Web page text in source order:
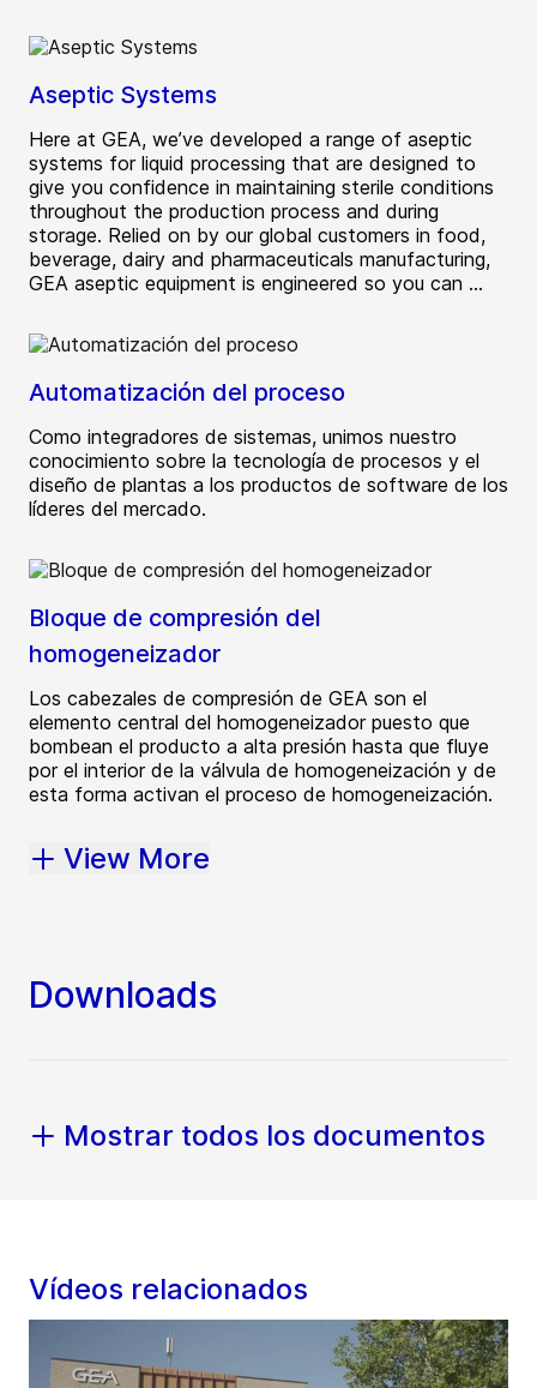
Aseptic Systems
Here at GEA, we’ve developed a range of aseptic
systems for liquid processing that are designed to
give you confidence in maintaining sterile conditions
throughout the production process and during
storage. Relied on by our global customers in food,
beverage, dairy and pharmaceuticals manufacturing,
GEA aseptic equipment is engineered so you can ...
Automatización del proceso
Como integradores de sistemas, unimos nuestro
conocimiento sobre la tecnología de procesos y el
diseño de plantas a los productos de software de los
líderes del mercado.
Bloque de compresión del
homogeneizador
Los cabezales de compresión de GEA son el
elemento central del homogeneizador puesto que
bombean el producto a alta presión hasta que fluye
por el interior de la válvula de homogeneización y de
esta forma activan el proceso de homogeneización.
View More
Downloads
Mostrar todos los documentos
Vídeos relacionados